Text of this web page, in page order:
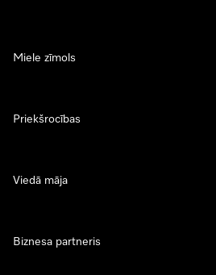
Miele zīmols
Priekšrocības
Viedā māja
Biznesa partneris